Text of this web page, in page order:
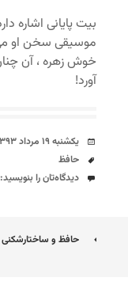
بیت پایانی اشاره
موسیقی سخن او
خوش زهره ، آن
آورد!
تاریخ
یکشنبه ۱۹ مرداد ۱۳۹۳
برچسب‌ها
حافظ
دیدگاه‌ها
دیدگاه‌تان را بنویسید:
ناوبری
حافظ و ساختارشکنی